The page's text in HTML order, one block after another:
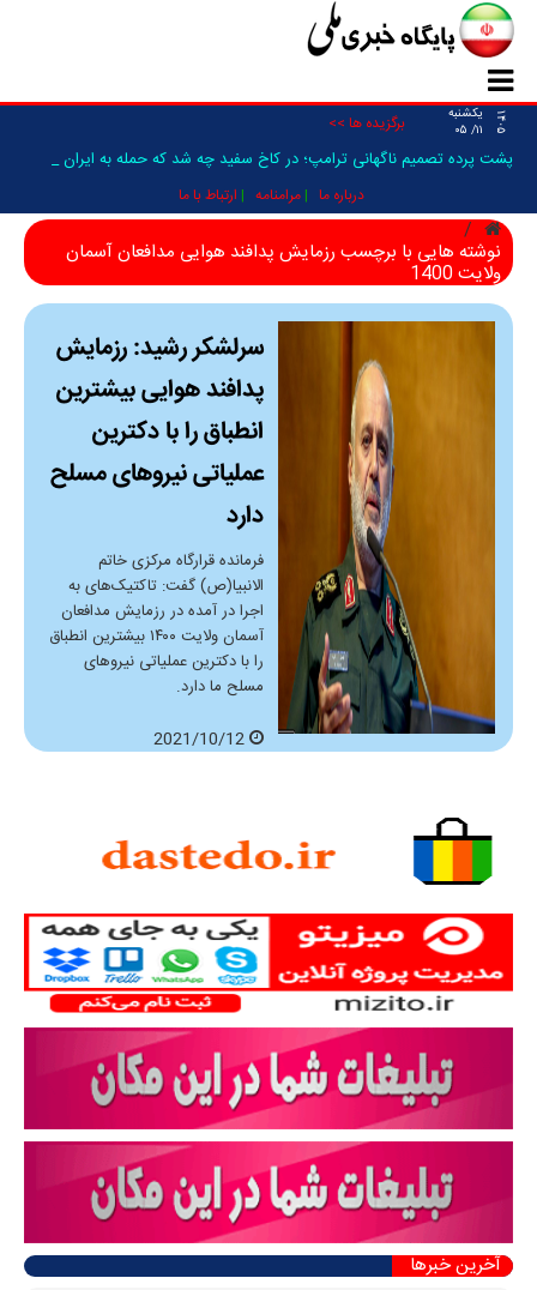
۱۴۰۵
یکشنبه
۱۱/ ۰۵
برگزیده ها >>
پشت پرده تصمیم ناگهانی ترامپ؛ در کاخ سفید چه شد که حمله به ایران فع_
درباره ما مرامنامه ارتباط با ما
نوشته هایی با برچسب رزمایش پدافند هوایی مدافعان آسمان
ولایت 1400
سرلشکر رشید: رزمایش
پدافند هوایی بیشترین
انطباق را با دکترین
عملیاتی نیروهای مسلح
دارد
فرمانده قرارگاه مرکزی خاتم
الانبیا(ص) گفت: تاکتیک‌های به
اجرا در آمده در رزمایش مدافعان
آسمان ولایت ۱۴۰۰ بیشترین انطباق
را با دکترین عملیاتی نیروهای
مسلح ما دارد.
2021/10/12
آخرین خبرها